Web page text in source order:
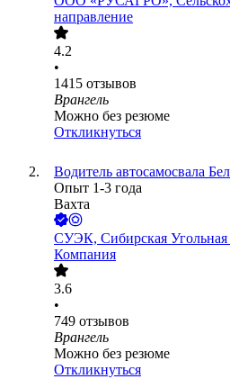
направление
4.2
•
1415 отзывов
Врангель
Можно без резюме
Откликнуться
Водитель автосамосвала
Опыт 1-3 года
Вахта
СУЭК, Сибирская Угольная
Компания
3.6
•
749 отзывов
Врангель
Можно без резюме
Откликнуться